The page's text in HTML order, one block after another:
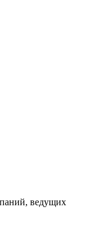
ведущих